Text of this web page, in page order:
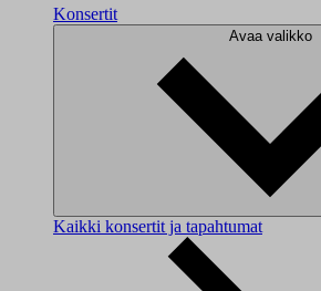
Konsertit
Avaa valikko
Kaikki konsertit ja tapahtumat